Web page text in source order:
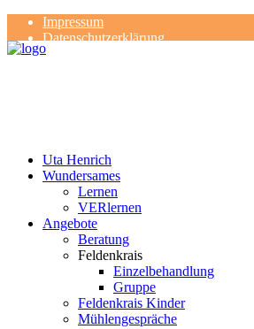
Impressum
Datenschutzerklärung
Kontakt
Uta Henrich
Wundersames
Lernen
VERlernen
Angebote
Beratung
Feldenkrais
Einzelbehandlung
Gruppe
Feldenkrais Kinder
Mühlengespräche